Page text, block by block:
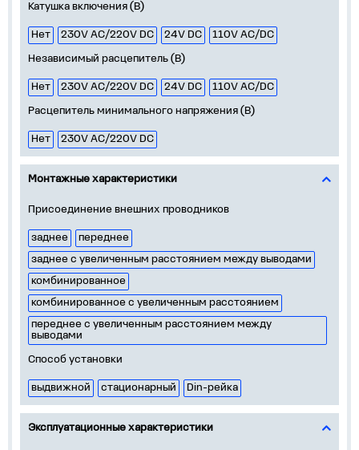
Катушка включения (В)
Нет 230V AC/220V DC 24V DC
110V AC/DC
Независимый расцепитель (В)
Нет 230V АС/220V DC 24V DC
110V АС/DC
Расцепитель минимального напряжения (В)
Нет 230V AC/220V DC
Монтажные характеристики
Присоединение внешних проводников
заднее
переднее
заднее с увеличенным расстоянием между выводами
комбинированное
комбинированное с увеличенным расстоянием
переднее с увеличенным расстоянием между
выводами
Способ установки
выдвижной стационарный Din-рейка
Эксплуатационные характеристики